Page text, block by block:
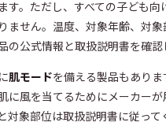
す。ただし、すべての子ども向
ません。温度、対象年齢、対
の公式情報と取扱説明書を確認
肌モードを備える製品もあり
に風を当てるためにメーカー
対象部位は取扱説明書に従って